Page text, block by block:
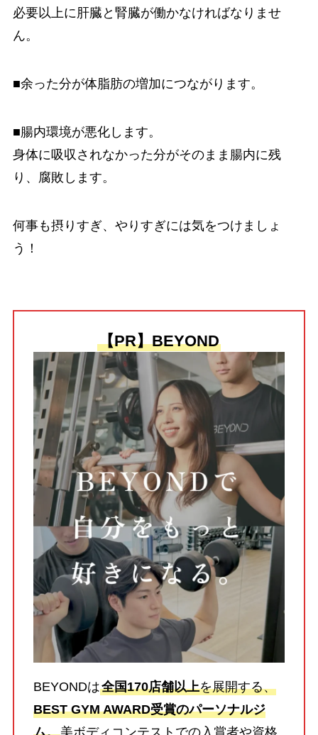
必要以上に肝臓と腎臓が働かなければなりませ
ん。
■余った分が体脂肪の増加につながります。
■腸内環境が悪化します。
身体に吸収されなかった分がそのまま腸内に残
り、腐敗します。
何事も摂りすぎ、やりすぎには気をつけましょ
う！
【PR】BEYOND
BEYONDは全国170店舗以上を展開する、
BEST GYM AWARD受賞のパーソナルジ
ム。美ボディコンテストでの入賞者や資格